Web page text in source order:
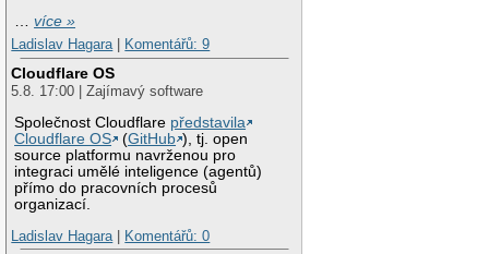
…více »
Ladislav Hagara| Komentářů: 9
Cloudflare OS
5.8. 17:00 | Zajímavý software
Společnost Cloudflare představila
Cloudflare OS
(GitHub ), tj. open
source platformu navrženou pro
integraci umělé inteligence (agentů)
přímo do pracovních procesů
organizací.
Ladislav Hagara| Komentářů: 0